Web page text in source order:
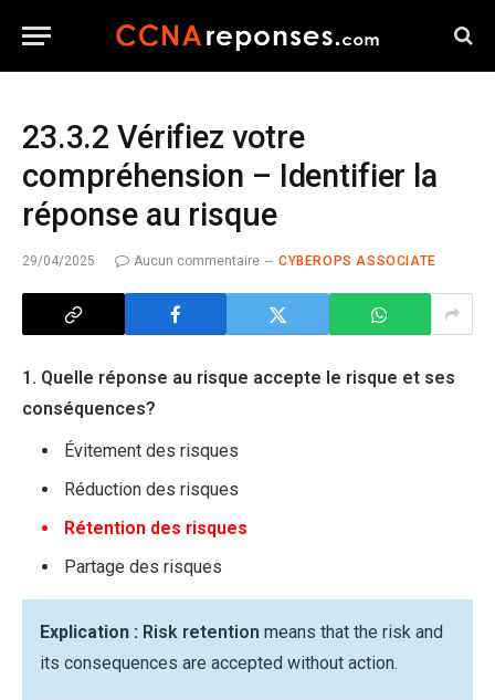
23.3.2 Vérifiez votre
compréhension – Identifier la
réponse au risque
29/04/2025 Aucun commentaire CYBEROPS ASSOCIATE
1. Quelle réponse au risque accepte le risque et ses
conséquences?
Évitement des risques
Réduction des risques
Rétention des risques
Partage des risques
Explication : Risk retention means that the risk and
its consequences are accepted without action.